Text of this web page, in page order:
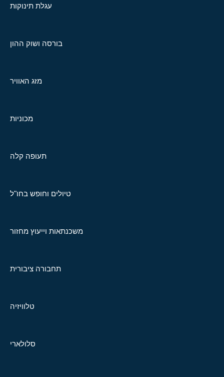
עגלת תינוקות
בורסה ושוק ההון
מזג האוויר
מכוניות
תעופה קלה
טיולים וחופש בחו"ל
משכנתאות וייעוץ מחזור
תחבורה ציבורית
טלוויזיה
סלולארי